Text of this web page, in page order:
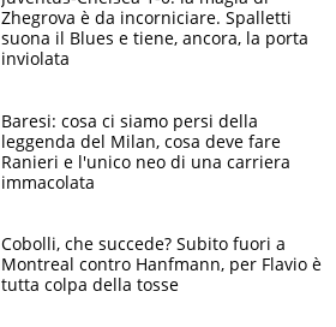
Zhegrova è da incorniciare. Spalletti
suona il Blues e tiene, ancora, la porta
inviolata
Baresi: cosa ci siamo persi della
leggenda del Milan, cosa deve fare
Ranieri e l'unico neo di una carriera
immacolata
Cobolli, che succede? Subito fuori a
Montreal contro Hanfmann, per Flavio è
tutta colpa della tosse